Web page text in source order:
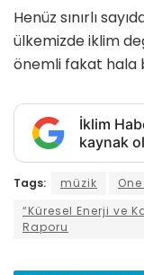
Henüz sınırlı
ülkemizde iklim
önemli fakat hala
İklim
kaynak
Tags: müzik
“Küresel Enerji ve
Raporu